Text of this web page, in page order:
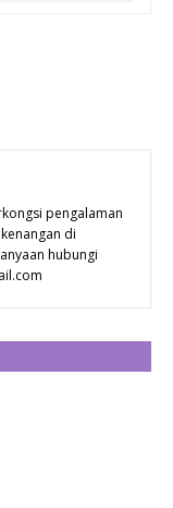
pengalaman
di
hubungi